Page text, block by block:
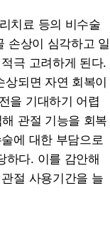
치료 등의 비수술
손상이 심각하고 일
극 고려하게 된다.
상되면 자연 회복이
을 기대하기 어렵
관절 기능을 회복
에 대한 부담으로
하다. 이를 감안해
절 사용기간을 늘